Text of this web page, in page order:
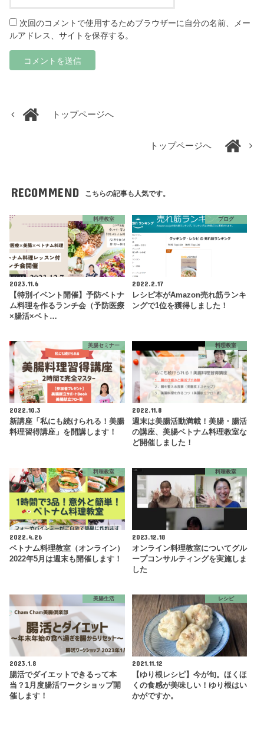
次回のコメントで使用するためブラウザーに自分の名前、メー
ルアドレス、サイトを保存する。
トップページへ
トップページへ
RECOMMEND こちらの記事も人気です。
料理教室
2023.11.6
【特別イベント開催】予防ベトナ
ム料理を作るランチ会（予防医療
×腸活×ベト…
ブログ
2022.2.17
レシピ本がAmazon売れ筋ランキ
ングで1位を獲得しました！
美腸セミナー
2022.10.3
新講座「私にも続けられる！美腸
料理習得講座」を開講します！
料理教室
2022.11.8
週末は美腸活動満載！美腸・腸活
の講座、美腸ベトナム料理教室な
ど開催しました！
料理教室
2022.4.26
ベトナム料理教室（オンライン）
2022年5月は週末も開催します！
料理教室
2023.12.18
オンライン料理教室についてグル
ープコンサルティングを実施しま
した
美腸生活
2023.1.8
腸活でダイエットできるって本
当？1月度腸活ワークショップ開
催します！
レシピ
2021.11.12
【ゆり根レシピ】今が旬。ほくほ
くの食感が美味しい！ゆり根はい
かがですか。